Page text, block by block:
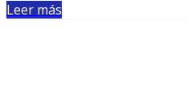
Leer más